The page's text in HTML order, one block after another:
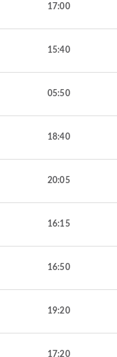
17:00
15:40
05:50
18:40
20:05
16:15
16:50
19:20
17:20